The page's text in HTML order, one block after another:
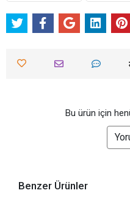
Bu ürün için
Benzer Ürünler